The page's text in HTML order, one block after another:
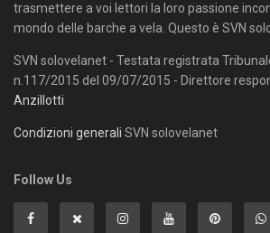
trasmettere a voi lettori la loro passione
mondo delle barche a vela. Questo è SVN
SVN solovelanet - Testata registrata
n.117/2015 del 09/07/2015 - Direttore
Anzillotti
Condizioni generali SVN solovelanet
Follow Us